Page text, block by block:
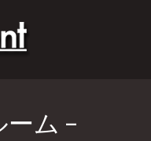
ム –